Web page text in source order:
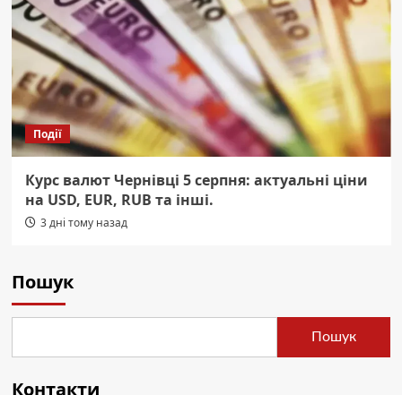
Події
Курс валют Чернівці 5 серпня: актуальні ціни
на USD, EUR, RUB та інші.
3 дні тому назад
Пошук
Пошук
Контакти